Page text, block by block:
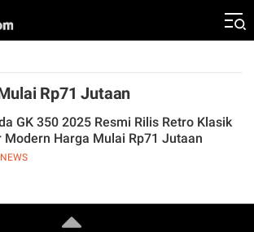
Rp71 Jutaan
GK 350 2025 Resmi Rilis Retro Klasik
Modern Harga Mulai Rp71 Jutaan